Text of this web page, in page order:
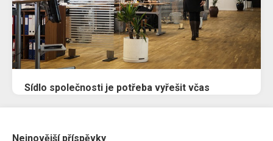
Sídlo společnosti je potřeba vyřešit včas
Nejnovější příspěvky